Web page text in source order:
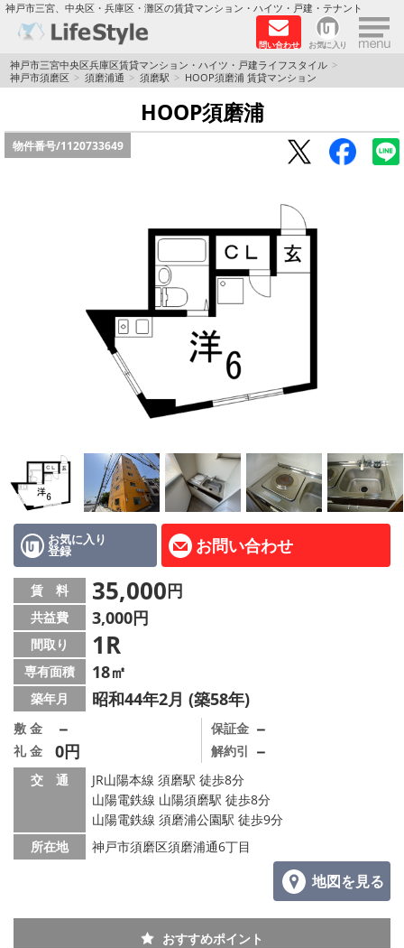
神戸市三宮、中央区・兵庫区・灘区の賃貸マンション・ハイツ・戸建・テナント
問い合わせ お気に入り ×
TOPページ
神戸の単身向けマンション特集
新築物件
リノベーション物件
ペット飼育可能
地域から探す
地図から探す
店舗情報·アクセス
会社概要
メールでお問い合わせ
神戸市三宮中央区兵庫区賃貸マンション・ハイツ・戸建ライフスタイル
神戸市須磨区
須磨浦通 須磨駅 HOOP須磨浦 賃貸マンション
HOOP須磨浦
物件番号/1120733649
お気に入り
登録 お問い合わせ
賃 料 35,000円
共益費 3,000円
間取り 1R
専有面積 18㎡
築年月 昭和44年2月 (築58年)
敷 金 －
礼 金 0円
保証金 －
解約引 －
交 通
JR山陽本線 須磨駅 徒歩8分
山陽電鉄線 山陽須磨駅 徒歩8分
山陽電鉄線 須磨浦公園駅 徒歩9分
所在地
神戸市須磨区須磨浦通6丁目
地図を見る
おすすめポイント